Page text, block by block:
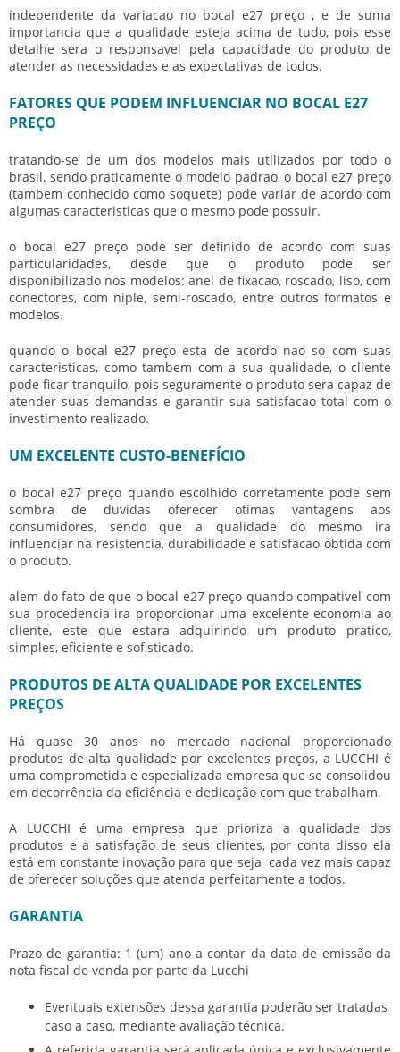
independente da variacao no bocal e27 preço , e de suma
importancia que a qualidade esteja acima de tudo, pois esse
detalhe sera o responsavel pela capacidade do produto de
atender as necessidades e as expectativas de todos.
FATORES QUE PODEM INFLUENCIAR NO BOCAL E27
PREÇO
tratando-se de um dos modelos mais utilizados por todo o
brasil, sendo praticamente o modelo padrao, o bocal e27 preço
(tambem conhecido como soquete) pode variar de acordo com
algumas caracteristicas que o mesmo pode possuir.
o bocal e27 preço pode ser definido de acordo com suas
particularidades, desde que o produto pode ser
disponibilizado nos modelos: anel de fixacao, roscado, liso, com
conectores, com niple, semi-roscado, entre outros formatos e
modelos.
quando o bocal e27 preçoesta de acordo nao so com suas
caracteristicas, como tambem com a sua qualidade, o cliente
pode ficar tranquilo, pois seguramente o produto sera capaz de
atender suas demandas e garantir sua satisfacao total com o
investimento realizado.
UM EXCELENTE CUSTO-BENEFÍCIO
o bocal e27 preço quando escolhido corretamente pode sem
sombra de duvidas oferecer otimas vantagens aos
consumidores, sendo que a qualidade do mesmo ira
influenciar na resistencia, durabilidade e satisfacao obtida com
o produto.
alem do fato de que o bocal e27 preço quando compativel com
sua procedencia ira proporcionar uma excelente economia ao
cliente, este que estara adquirindo um produto pratico,
simples, eficiente e sofisticado.
PRODUTOS DE ALTA QUALIDADE POR EXCELENTES
PREÇOS
Há quase 30 anos no mercado nacional proporcionado
produtos de alta qualidade por excelentes preços, a LUCCHI é
uma comprometida e especializada empresa que se consolidou
em decorrência da eficiência e dedicação com que trabalham.
A LUCCHI é uma empresa que prioriza a qualidade dos
produtos e a satisfação de seus clientes, por conta disso ela
está em constante inovação para que seja cada vez mais capaz
de oferecer soluções que atenda perfeitamente a todos.
GARANTIA
Prazo de garantia: 1 (um) ano a contar da data de emissão da
nota fiscal de venda por parte da Lucchi
Eventuais extensões dessa garantia poderão ser tratadas
caso a caso, mediante avaliação técnica.